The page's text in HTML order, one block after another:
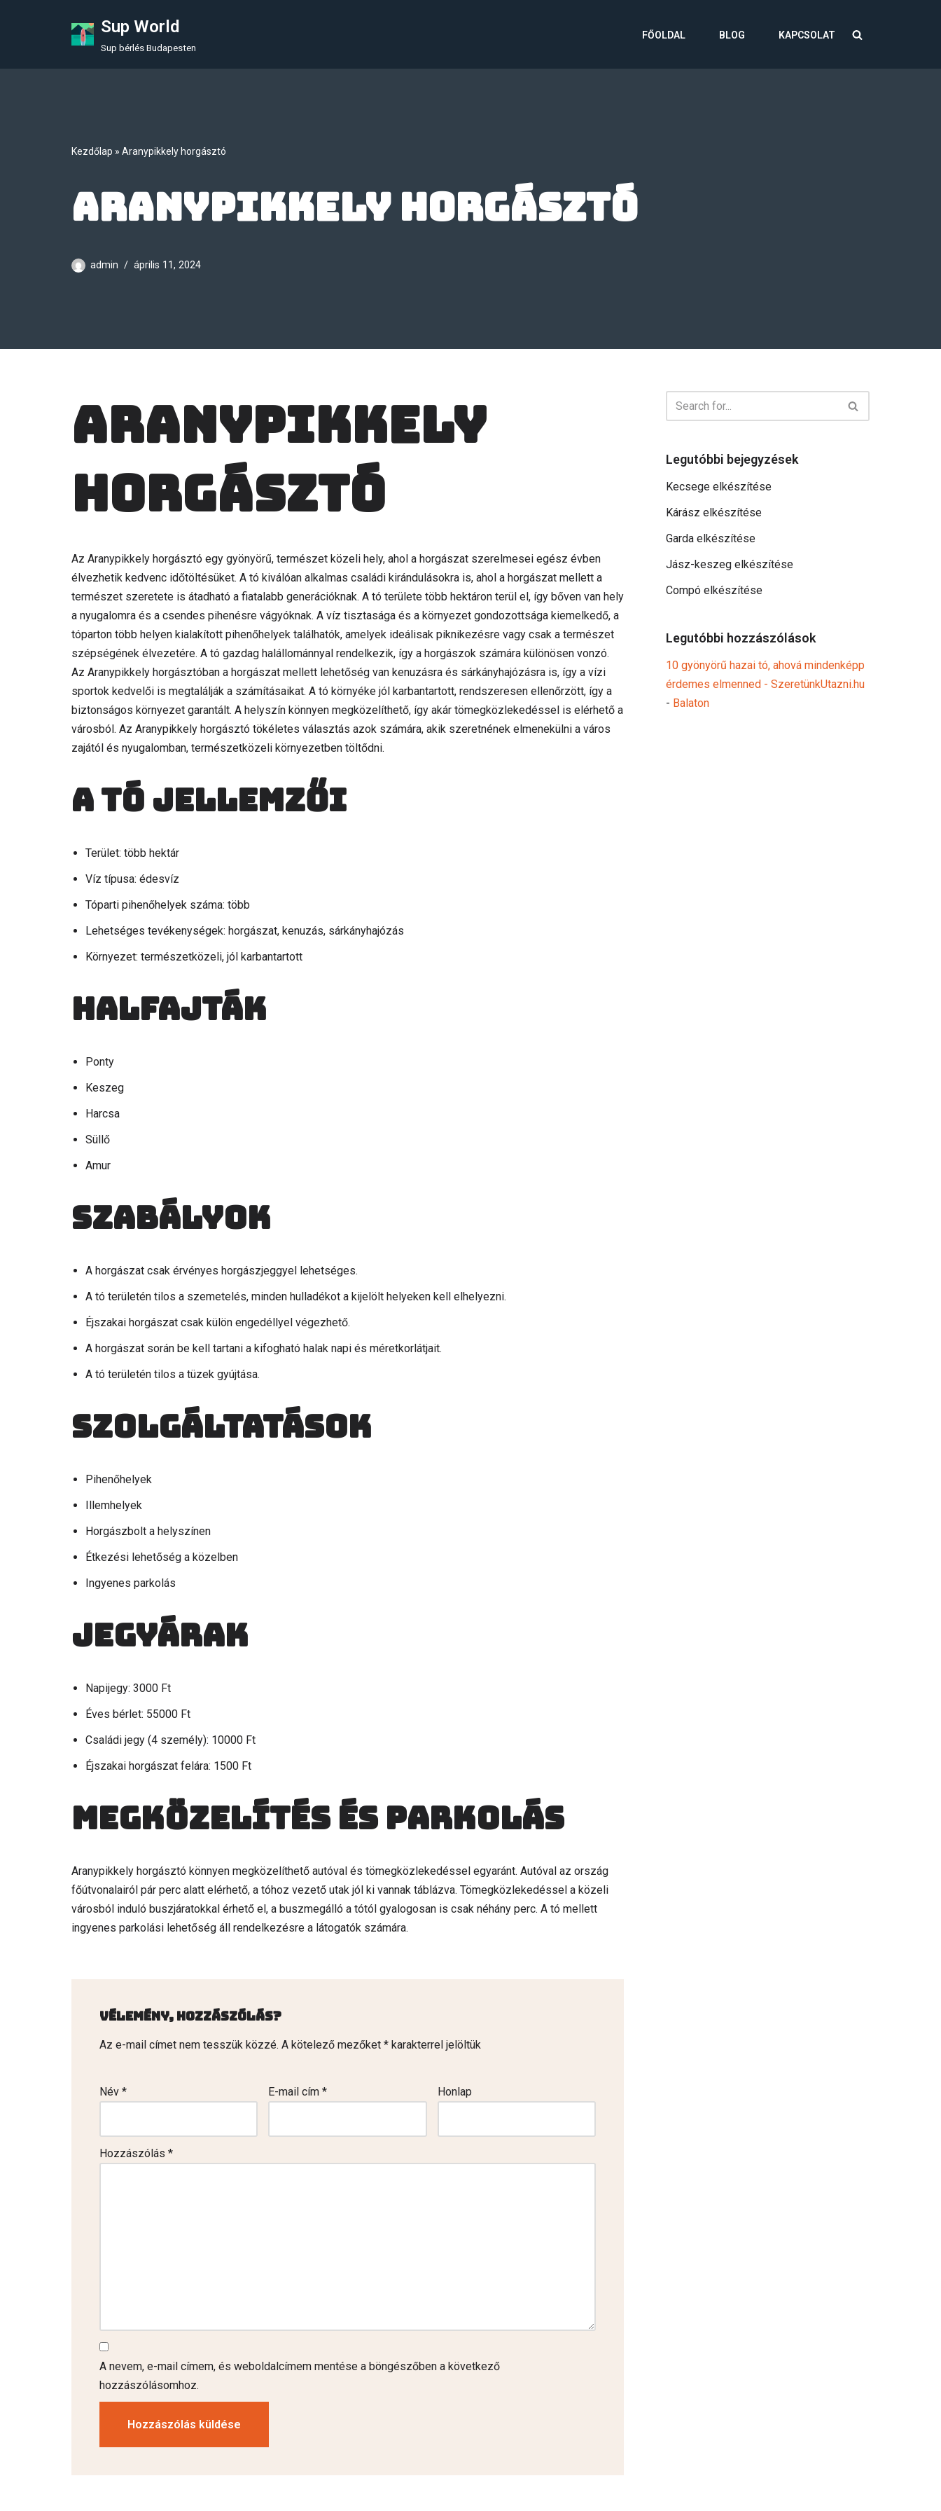
Sup World
Sup bérlés Budapesten
FŐOLDAL BLOG KAPCSOLAT
Kezdőlap » Aranypikkely horgásztó
Aranypikkely horgásztó
admin április 11, 2024
Aranypikkely
horgásztó
Az Aranypikkely horgásztó egy gyönyörű, természet közeli hely, ahol a horgászat szerelmesei egész évben
élvezhetik kedvenc időtöltésüket. A tó kiválóan alkalmas családi kirándulásokra is, ahol a horgászat mellett a
természet szeretete is átadható a fiatalabb generációknak. A tó területe több hektáron terül el, így bőven van hely
a nyugalomra és a csendes pihenésre vágyóknak. A víz tisztasága és a környezet gondozottsága kiemelkedő, a
tóparton több helyen kialakított pihenőhelyek találhatók, amelyek ideálisak piknikezésre vagy csak a természet
szépségének élvezetére. A tó gazdag halállománnyal rendelkezik, így a horgászok számára különösen vonzó.
Az Aranypikkely horgásztóban a horgászat mellett lehetőség van kenuzásra és sárkányhajózásra is, így a vízi
sportok kedvelői is megtalálják a számításaikat. A tó környéke jól karbantartott, rendszeresen ellenőrzött, így a
biztonságos környezet garantált. A helyszín könnyen megközelíthető, így akár tömegközlekedéssel is elérhető a
városból. Az Aranypikkely horgásztó tökéletes választás azok számára, akik szeretnének elmenekülni a város
zajától és nyugalomban, természetközeli környezetben töltődni.
A tó jellemzői
Terület: több hektár
Víz típusa: édesvíz
Tóparti pihenőhelyek száma: több
Lehetséges tevékenységek: horgászat, kenuzás, sárkányhajózás
Környezet: természetközeli, jól karbantartott
Halfajták
Ponty
Keszeg
Harcsa
Süllő
Amur
Szabályok
A horgászat csak érvényes horgászjeggyel lehetséges.
A tó területén tilos a szemetelés, minden hulladékot a kijelölt helyeken kell elhelyezni.
Éjszakai horgászat csak külön engedéllyel végezhető.
A horgászat során be kell tartani a kifogható halak napi és méretkorlátjait.
A tó területén tilos a tüzek gyújtása.
Szolgáltatások
Pihenőhelyek
Illemhelyek
Horgászbolt a helyszínen
Étkezési lehetőség a közelben
Ingyenes parkolás
Jegyárak
Napijegy: 3000 Ft
Éves bérlet: 55000 Ft
Családi jegy (4 személy): 10000 Ft
Éjszakai horgászat felára: 1500 Ft
Megközelítés és parkolás
Aranypikkely horgásztó könnyen megközelíthető autóval és tömegközlekedéssel egyaránt. Autóval az ország
főútvonalairól pár perc alatt elérhető, a tóhoz vezető utak jól ki vannak táblázva. Tömegközlekedéssel a közeli
városból induló buszjáratokkal érhető el, a buszmegálló a tótól gyalogosan is csak néhány perc. A tó mellett
ingyenes parkolási lehetőség áll rendelkezésre a látogatók számára.
Vélemény, hozzászólás?
Az e-mail címet nem tesszük közzé. A kötelező mezőket * karakterrel jelöltük
Név * E-mail cím* Honlap
Hozzászólás *
A nevem, e-mail címem, és weboldalcímem mentése a böngészőben a következő
hozzászólásomhoz.
Legutóbbi bejegyzések
Kecsege elkészítése
Kárász elkészítése
Garda elkészítése
Jász-keszeg elkészítése
Compó elkészítése
Legutóbbi hozzászólások
10 gyönyörű hazai tó, ahová mindenképp
érdemes elmenned - SzeretünkUtazni.hu
- Balaton